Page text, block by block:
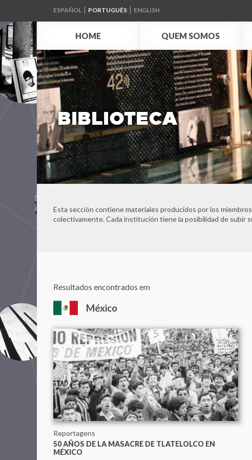
ESPAÑOL ENGLISH
PORTUGUÊS
HOME
QUEM SOMOS
BIBLIOTECA
Esta sección contiene materiales producidos por los
colectivamente. Cada institución tiene la posibilidad de subir
Resultados encontrados em
México
Reportagens
50 AÑOS DE LA MASACRE DE TLATELOLCO EN
MÉXICO